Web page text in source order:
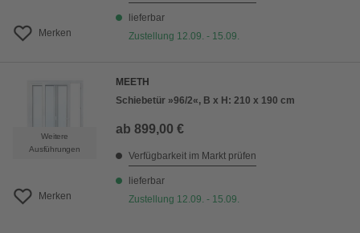
Merken
lieferbar
Zustellung 12.09. - 15.09.
Weitere
Ausführungen
Merken
MEETH
Schiebetür »96/2«, B x H: 210 x 190 cm
ab 899,00 €
Verfügbarkeit im Markt prüfen
lieferbar
Zustellung 12.09. - 15.09.